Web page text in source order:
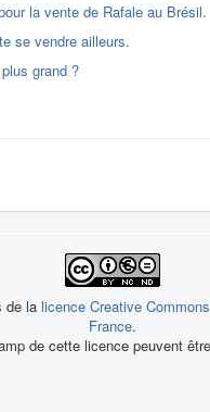
la vente de Rafale au Brésil.
se vendre ailleurs.
grand ?
de la licence Creative
France.
de cette licence peuvent